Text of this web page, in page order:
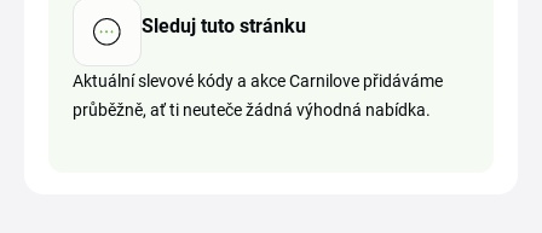
Sleduj tuto stránku
Aktuální slevové kódy a akce Carnilove přidáváme
průběžně, ať ti neuteče žádná výhodná nabídka.